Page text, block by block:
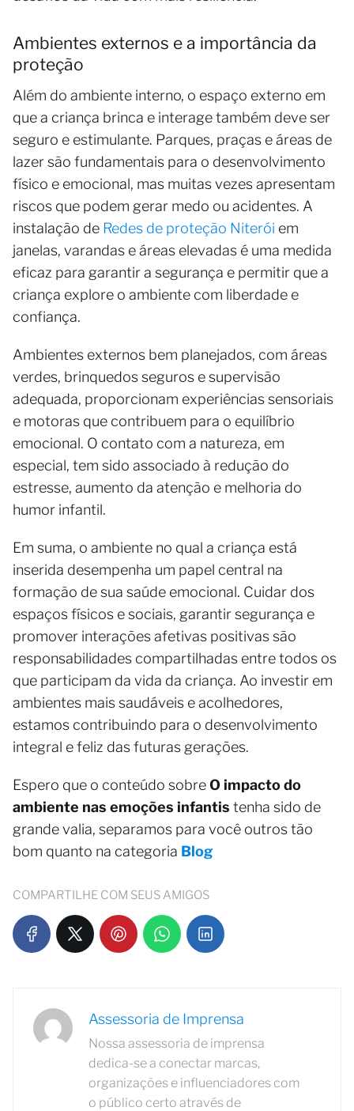
Ambientes externos e a importância da
proteção
Além do ambiente interno, o espaço externo em
que a criança brinca e interage também deve ser
seguro e estimulante. Parques, praças e áreas de
lazer são fundamentais para o desenvolvimento
físico e emocional, mas muitas vezes apresentam
riscos que podem gerar medo ou acidentes. A
instalação de Redes de proteção Niterói em
janelas, varandas e áreas elevadas é uma medida
eficaz para garantir a segurança e permitir que a
criança explore o ambiente com liberdade e
confiança.
Ambientes externos bem planejados, com áreas
verdes, brinquedos seguros e supervisão
adequada, proporcionam experiências sensoriais
e motoras que contribuem para o equilíbrio
emocional. O contato com a natureza, em
especial, tem sido associado à redução do
estresse, aumento da atenção e melhoria do
humor infantil.
Em suma, o ambiente no qual a criança está
inserida desempenha um papel central na
formação de sua saúde emocional. Cuidar dos
espaços físicos e sociais, garantir segurança e
promover interações afetivas positivas são
responsabilidades compartilhadas entre todos os
que participam da vida da criança. Ao investir em
ambientes mais saudáveis e acolhedores,
estamos contribuindo para o desenvolvimento
integral e feliz das futuras gerações.
Espero que o conteúdo sobreO impacto do
ambiente nas emoções infantis tenha sido de
grande valia, separamos para você outros tão
bom quanto na categoria Blog
COMPARTILHE COM SEUS AMIGOS
Assessoria de Imprensa
Nossa assessoria de imprensa
dedica-se a conectar marcas,
organizações e influenciadores com
o público certo através de